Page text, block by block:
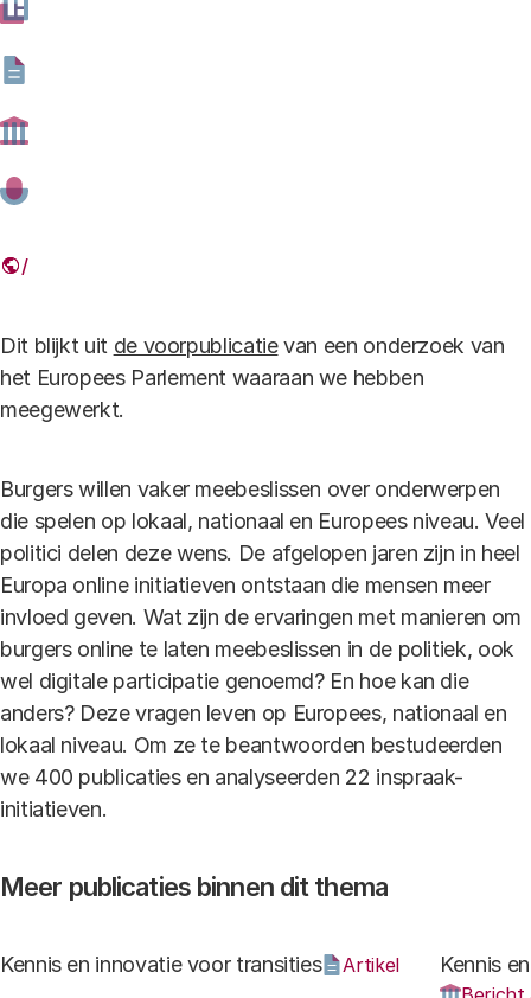
10 JANUARI 2018
Link
Dit blijkt uit de voorpublicatievan een onderzoek van
het Europees Parlement waaraan we hebben
meegewerkt.
Burgers willen vaker meebeslissen over onderwerpen
die spelen op lokaal, nationaal en Europees niveau. Veel
politici delen deze wens. De afgelopen jaren zijn in heel
Europa online initiatieven ontstaan die mensen meer
invloed geven. Wat zijn de ervaringen met manieren om
burgers online te laten meebeslissen in de politiek, ook
wel digitale participatie genoemd? En hoe kan die
anders? Deze vragen leven op Europees, nationaal en
lokaal niveau. Om ze te beantwoorden bestudeerden
we 400 publicaties en analyseerden 22 inspraak-
initiatieven.
Meer publicaties binnen dit thema
Kennis en innovatie voor transities Artikel Kennis